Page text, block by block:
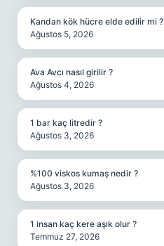
Kandan kök hücre elde edilir mi ?
Ağustos 5, 2026
Ava Avcı nasıl girilir ?
Ağustos 4, 2026
1 bar kaç litredir ?
Ağustos 3, 2026
%100 viskos kumaş nedir ?
Ağustos 3, 2026
1 insan kaç kere aşık olur ?
Temmuz 27, 2026